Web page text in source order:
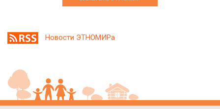
Новости ЭТНОМИРа